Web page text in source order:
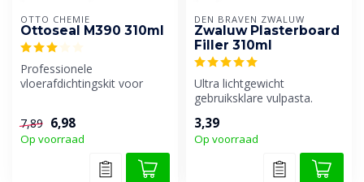
OTTO CHEMIE
Ottoseal M390 310ml
Professionele
vloerafdichtingskit voor
7,89 6,98
Op voorraad
DEN BRAVEN ZWALUW
Zwaluw Plasterboard
Filler 310ml
Ultra lichtgewicht
gebruiksklare vulpasta.
3,39
Op voorraad